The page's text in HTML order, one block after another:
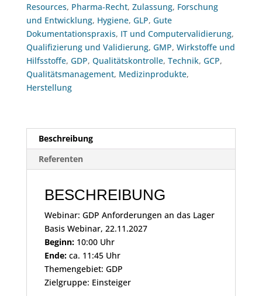
Resources, Pharma-Recht, Zulassung, Forschung
und Entwicklung, Hygiene, GLP, Gute
Dokumentationspraxis, IT und Computervalidierung,
Qualifizierung und Validierung, GMP, Wirkstoffe und
Hilfsstoffe, GDP, Qualitätskontrolle, Technik, GCP,
Qualitätsmanagement, Medizinprodukte,
Herstellung
Beschreibung
Referenten
BESCHREIBUNG
Webinar: GDP Anforderungen an das Lager
Basis Webinar, 22.11.2027
Beginn:10:00 Uhr
Ende:ca. 11:45 Uhr
Themengebiet: GDP
Zielgruppe: Einsteiger